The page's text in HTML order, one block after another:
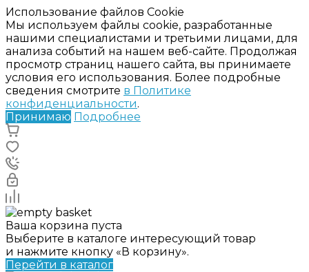
Использование файлов Cookie
Мы используем файлы cookie, разработанные
нашими специалистами и третьими лицами, для
анализа событий на нашем веб-сайте. Продолжая
просмотр страниц нашего сайта, вы принимаете
условия его использования. Более подробные
сведения смотрите в Политике
конфиденциальности.
Принимаю Подробнее
Ваша корзина пуста
Выберите в каталоге интересующий товар
и нажмите кнопку «В корзину».
Перейти в каталог